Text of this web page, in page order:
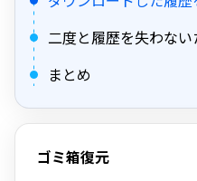
二度と履歴を失わない
まとめ
ゴミ箱復元